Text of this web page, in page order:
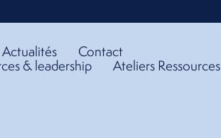
Actualités Contact
& leadership Ateliers Ressources